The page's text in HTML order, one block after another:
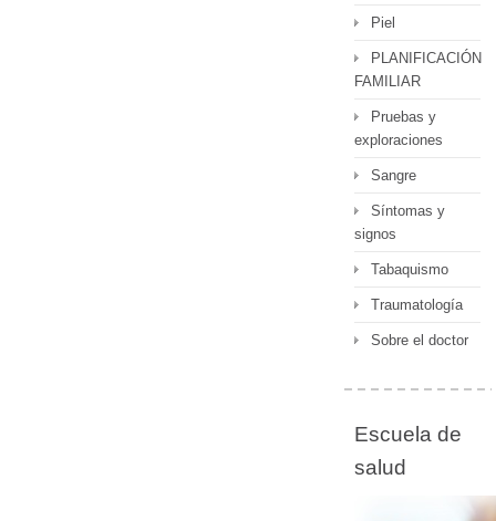
Piel
PLANIFICACIÓN
FAMILIAR
Pruebas y
exploraciones
Sangre
Síntomas y
signos
Tabaquismo
Traumatología
Sobre el doctor
Escuela de
salud